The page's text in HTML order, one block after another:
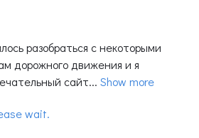
разобраться с некоторыми
дорожного движения и я
сайт... Show more
wait.